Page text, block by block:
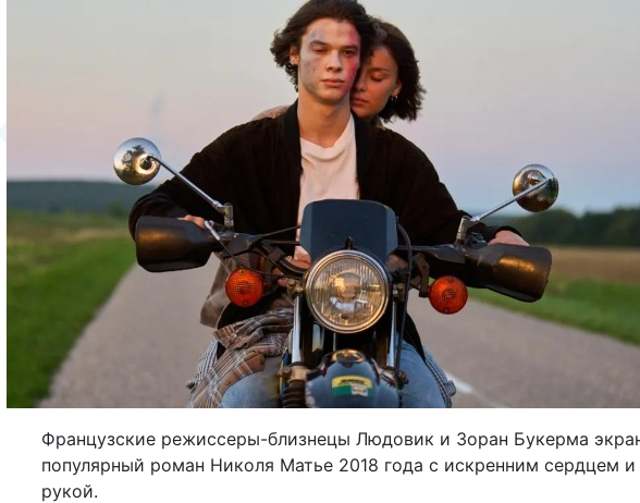
Французские режиссеры-близнецы Людовик и Зоран Букерма
популярный роман Николя Матье 2018 года с искренним сердцем
рукой.